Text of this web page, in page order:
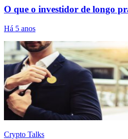
O que o investidor de longo
Há 5 anos
Crypto Talks